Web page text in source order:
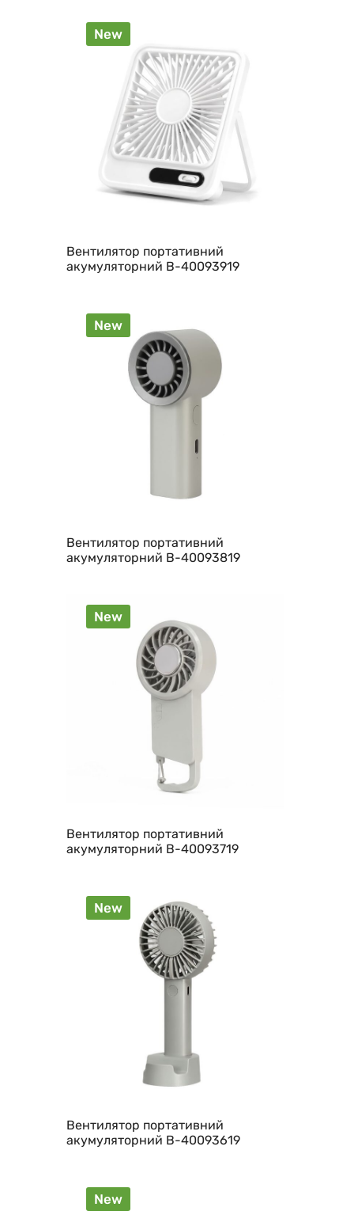
New
Вентилятор портативний
акумуляторний B-40093919
New
Вентилятор портативний
акумуляторний B-40093819
New
Вентилятор портативний
акумуляторний B-40093719
New
Вентилятор портативний
акумуляторний B-40093619
New